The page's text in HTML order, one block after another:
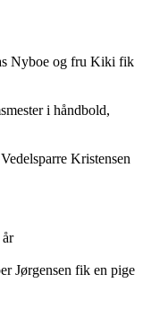
Nyboe og fru Kiki fik
i håndbold,
Kristensen
Jørgensen fik en pige